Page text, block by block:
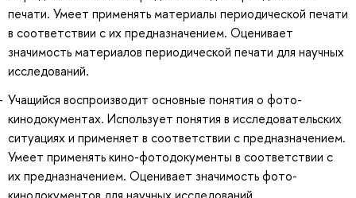
печати. Умеет применять материалы периодической печати
в соответствии с их предназначением. Оценивает
значимость материалов периодической печати для научных
исследований.
Учащийся воспроизводит основные понятия о фото-
кинодокументах. Использует понятия в исследовательских
ситуациях и применяет в соответствии с предназначением.
Умеет применять кино-фотодокументы в соответствии с
их предназначением. Оценивает значимость фото-